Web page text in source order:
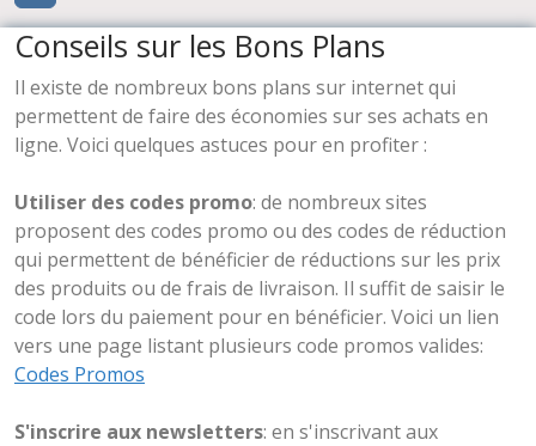
Conseils sur les Bons Plans
Il existe de nombreux bons plans sur internet qui
permettent de faire des économies sur ses achats en
ligne. Voici quelques astuces pour en profiter :
Utiliser des codes promo: de nombreux sites
proposent des codes promo ou des codes de réduction
qui permettent de bénéficier de réductions sur les prix
des produits ou de frais de livraison. Il suffit de saisir le
code lors du paiement pour en bénéficier. Voici un lien
vers une page listant plusieurs code promos valides:
Codes Promos
S'inscrire aux newsletters: en s'inscrivant aux